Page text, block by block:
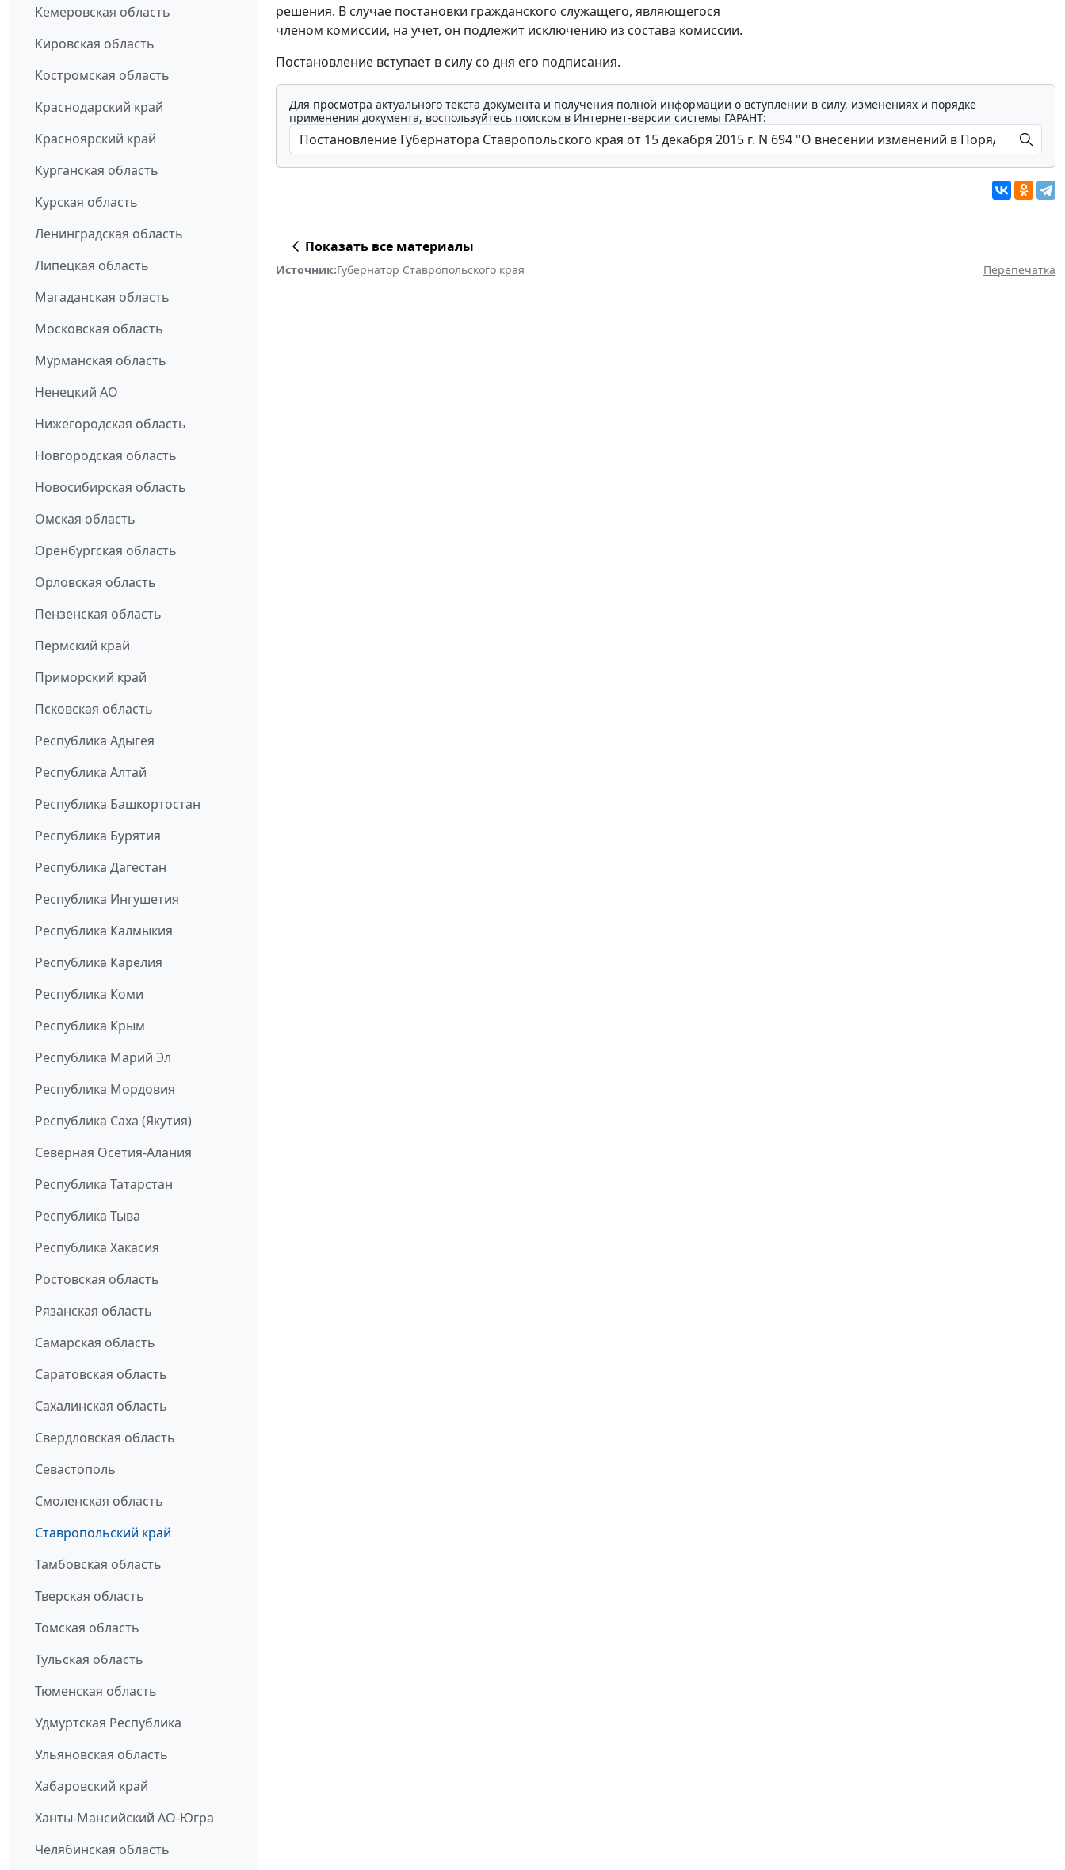
Кемеровская область
Кировская область
Костромская область
Краснодарский край
Красноярский край
Курганская область
Курская область
Ленинградская область
Липецкая область
Магаданская область
Московская область
Мурманская область
Ненецкий АО
Нижегородская область
Новгородская область
Новосибирская область
Омская область
Оренбургская область
Орловская область
Пензенская область
Пермский край
Приморский край
Псковская область
Республика Адыгея
Республика Алтай
Республика Башкортостан
Республика Бурятия
Республика Дагестан
Республика Ингушетия
Республика Калмыкия
Республика Карелия
Республика Коми
Республика Крым
Республика Марий Эл
Республика Мордовия
Республика Саха (Якутия)
Северная Осетия-Алания
Республика Татарстан
Республика Тыва
Республика Хакасия
Ростовская область
Рязанская область
Самарская область
Саратовская область
Сахалинская область
Свердловская область
Севастополь
Смоленская область
Ставропольский край
Тамбовская область
Тверская область
Томская область
Тульская область
Тюменская область
Удмуртская Республика
Ульяновская область
Хабаровский край
Ханты-Мансийский АО-Югра
Челябинская область
решения. В случае постановки гражданского служащего, являющегося
членом комиссии, на учет, он подлежит исключению из состава комиссии.
Постановление вступает в силу со дня его подписания.
Для просмотра актуального текста документа и получения полной информации о вступлении в силу, изменениях и порядке
применения документа, воспользуйтесь поиском в Интернет-версии системы ГАРАНТ:
Показать все материалы
Источник:Губернатор Ставропольского края Перепечатка